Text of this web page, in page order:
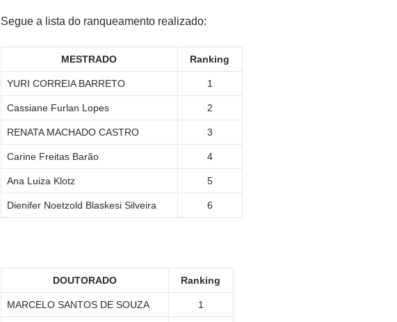
Segue a lista do ranqueamento realizado:
MESTRADO Ranking
YURI CORREIA BARRETO 1
Cassiane Furlan Lopes 2
RENATA MACHADO CASTRO 3
Carine Freitas Barão 4
Ana Luiza Klotz 5
Dienifer Noetzold Blaskesi Silveira 6
DOUTORADO Ranking
MARCELO SANTOS DE SOUZA 1